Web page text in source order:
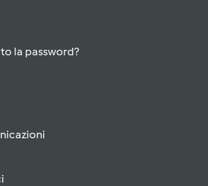
la password?